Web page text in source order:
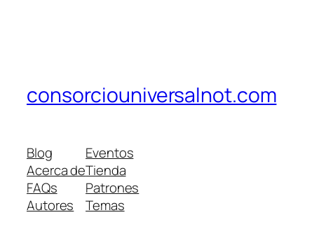
consorciouniversalnot.com
Blog
Acerca de
FAQs
Autores
Eventos
Tienda
Patrones
Temas